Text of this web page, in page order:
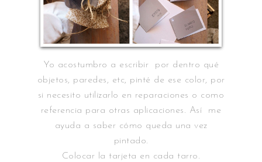
Yo acostumbro a escribir por dentro qué
objetos, paredes, etc, pinté de ese color, por
si necesito utilizarlo en reparaciones o como
referencia para otras aplicaciones. Así me
ayuda a saber cómo queda una vez
pintado.
Colocar la tarjeta en cada tarro.